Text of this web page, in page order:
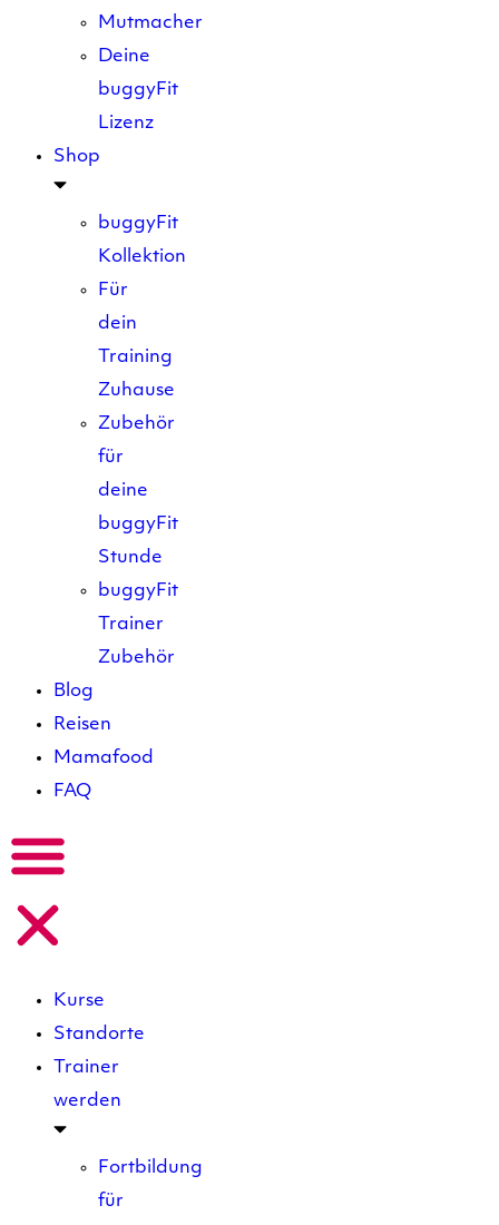
Mutmacher
Deine
buggyFit
Lizenz
Shop
buggyFit
Kollektion
Für
dein
Training
Zuhause
Zubehör
für
deine
buggyFit
Stunde
buggyFit
Trainer
Zubehör
Blog
Reisen
Mamafood
FAQ
Kurse
Standorte
Trainer
werden
Fortbildung
für